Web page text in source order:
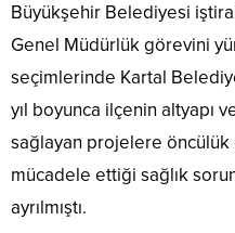
Büyükşehir Belediyesi
Genel Müdürlük görevini
seçimlerinde Kartal
yıl boyunca ilçenin altyapı
sağlayan projelere
mücadele ettiği sağlık
ayrılmıştı.